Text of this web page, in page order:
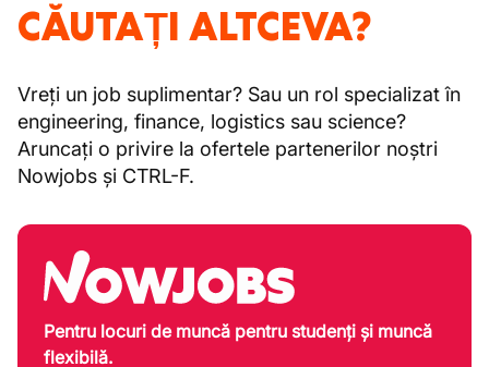
CĂUTAȚI ALTCEVA?
Vreți un job suplimentar? Sau un rol specializat în
engineering, finance, logistics sau science?
Aruncați o privire la ofertele partenerilor noștri
Nowjobs și CTRL-F.
Pentru locuri de muncă pentru studenți și muncă
flexibilă.